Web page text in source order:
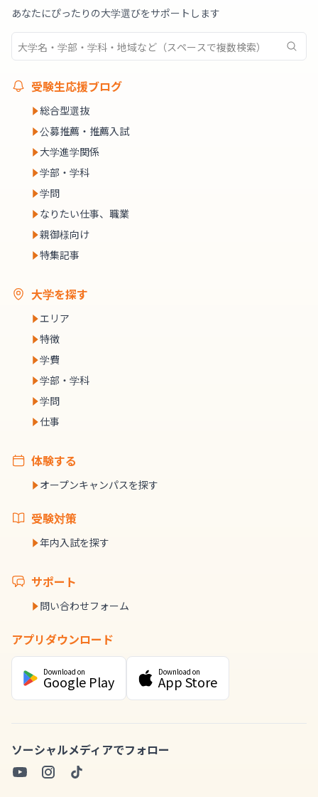
あなたにぴったりの大学選びをサポートします
受験生応援ブログ
総合型選抜
公募推薦・推薦入試
大学進学関係
学部・学科
学問
なりたい仕事、職業
親御様向け
特集記事
大学を探す
エリア
特徴
学費
学部・学科
学問
仕事
体験する
オープンキャンパスを探す
受験対策
年内入試を探す
サポート
問い合わせフォーム
アプリダウンロード
Download on
Google Play
Download on
App Store
ソーシャルメディアでフォロー